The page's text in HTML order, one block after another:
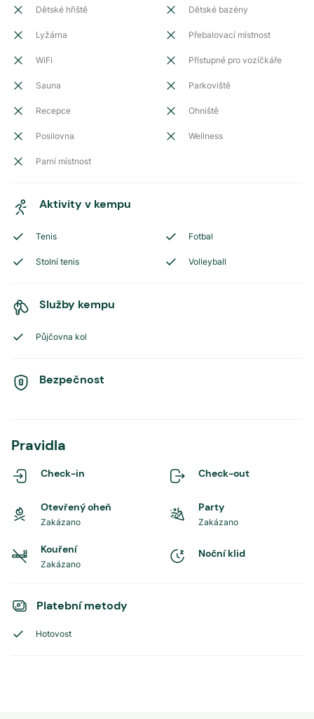
Dětské hřiště Dětské bazény
Lyžárna Přebalovací místnost
WiFi Přístupné pro vozíčkáře
Sauna Parkoviště
Recepce Ohniště
Posilovna Wellness
Parní místnost
Aktivity v kempu
Tenis Fotbal
Stolní tenis Volleyball
Služby kempu
Půjčovna kol
Bezpečnost
Pravidla
Check-in Check-out
Otevřený oheň
Zakázano
Party
Zakázano
Kouření
Zakázano
Noční klid
Platební metody
Hotovost